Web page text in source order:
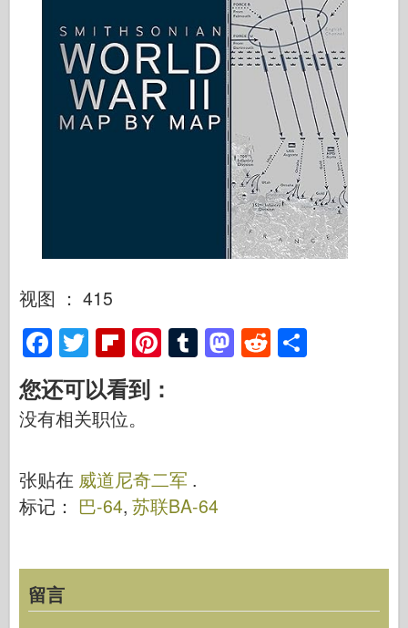
视图 ： 415
F
a
c
e
o
o
T
wi
tt
er
Fl
ip
b
o
d
Pi
nt
er
T
u
M
a
R
e
您还可以看到：
没有相关职位。
张贴在 威道尼奇二军 .
标记： 巴-64, 苏联BA-64
留言